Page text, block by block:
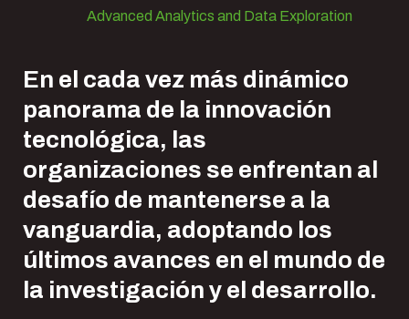
Advanced Analytics and Data Exploration
En el cada vez más dinámico
panorama de la innovación
tecnológica, las
organizaciones se enfrentan al
desafío de mantenerse a la
vanguardia, adoptando los
últimos avances en el mundo de
la investigación y el desarrollo.